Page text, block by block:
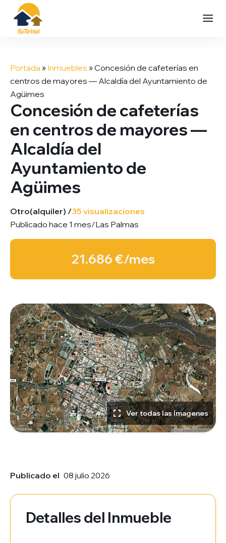
contenido
Portada » Inmuebles »Concesión de cafeterías en
centros de mayores — Alcaldía del Ayuntamiento de
Agüimes
Concesión de cafeterías
en centros de mayores —
Alcaldía del
Ayuntamiento de
Agüimes
Otro(alquiler) /35 visualizaciones
Publicado hace 1 mes/Las Palmas
21.686 €/mes
Ver todas las Imagenes
Publicado el 08 julio 2026
Detalles del Inmueble